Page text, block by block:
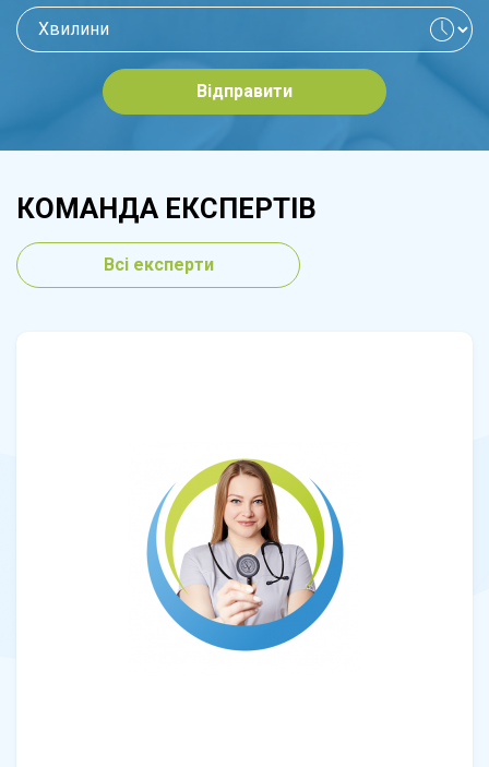
Відправити
КОМАНДА ЕКСПЕРТІВ
Всі експерти